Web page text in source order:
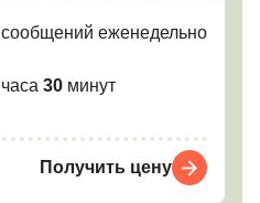
сообщений еженедельно
часа 30 минут
Получить цену